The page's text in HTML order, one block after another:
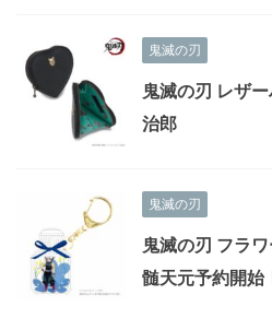
鬼滅の刃
鬼滅の刃 レザ
治郎
鬼滅の刃
鬼滅の刃 フラ
髄天元予約開始